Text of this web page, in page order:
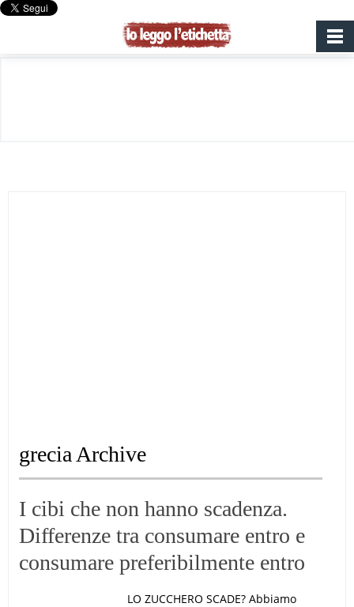
grecia Archive
I cibi che non hanno scadenza.
Differenze tra consumare entro e
consumare preferibilmente entro
LO ZUCCHERO SCADE? Abbiamo